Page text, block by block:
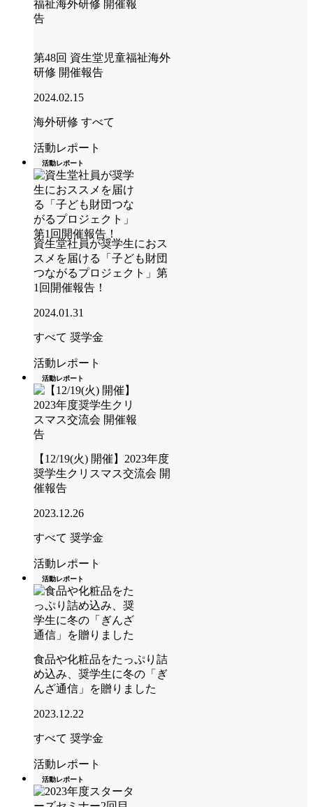
第48回 資生堂児童福祉海外
研修 開催報告
2024.02.15
海外研修 すべて
活動レポート
活動レポート
資生堂社員が奨学生におス
スメを届ける「子ども財団
つながるプロジェクト」第
1回開催報告！
2024.01.31
すべて 奨学金
活動レポート
活動レポート
【12/19(火) 開催】2023年度
奨学生クリスマス交流会 開
催報告
2023.12.26
すべて 奨学金
活動レポート
活動レポート
食品や化粧品をたっぷり詰
め込み、奨学生に冬の「ぎ
んざ通信」を贈りました
2023.12.22
すべて 奨学金
活動レポート
活動レポート